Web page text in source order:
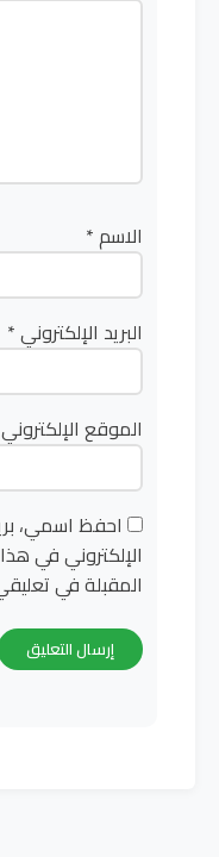
الاسم*
البريد الإلكتروني*
الموقع الإلكتروني
احفظ اسمي،
الإلكتروني في
المقبلة في